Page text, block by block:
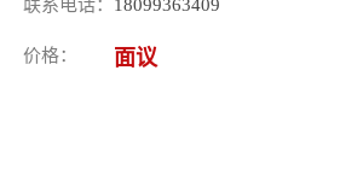
联系电话： 18099363409
价格： 面议